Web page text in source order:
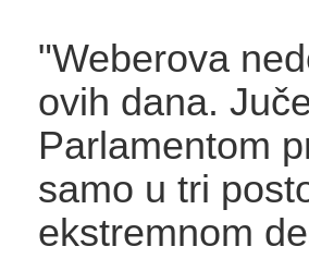
"Weberova
ovih dana.
Parlamentom
samo u tri
ekstremnom